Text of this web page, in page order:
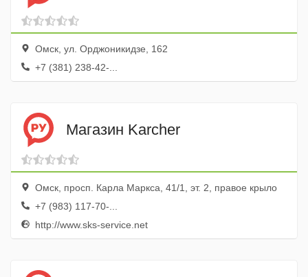
Омск, ул. Орджоникидзе, 162
+7 (381) 238-42-...
Магазин Karcher
Омск, просп. Карла Маркса, 41/1, эт. 2, правое крыло
+7 (983) 117-70-...
http://www.sks-service.net